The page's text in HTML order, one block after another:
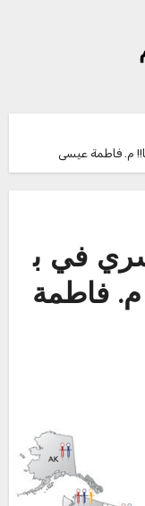
م. فاطمة عيسى
في ب
م. فاطمة